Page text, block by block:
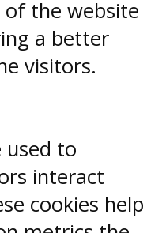
the website
a better
visitors.
used to
interact
cookies help